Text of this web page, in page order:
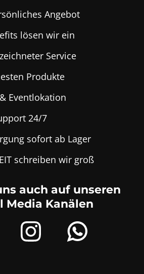
Angebot
lösen wir ein
Service
Produkte
Eventlokation
24/7
sofort ab Lager
schreiben wir groß
auch auf unseren
Media Kanälen